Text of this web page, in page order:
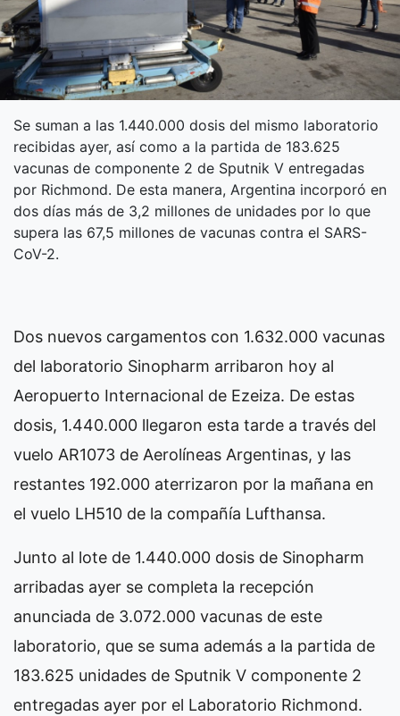
Se suman a las 1.440.000 dosis del mismo laboratorio
recibidas ayer, así como a la partida de 183.625
vacunas de componente 2 de Sputnik V entregadas
por Richmond. De esta manera, Argentina incorporó en
dos días más de 3,2 millones de unidades por lo que
supera las 67,5 millones de vacunas contra el SARS-
CoV-2.
Dos nuevos cargamentos con 1.632.000 vacunas
del laboratorio Sinopharm arribaron hoy al
Aeropuerto Internacional de Ezeiza. De estas
dosis, 1.440.000 llegaron esta tarde a través del
vuelo AR1073 de Aerolíneas Argentinas, y las
restantes 192.000 aterrizaron por la mañana en
el vuelo LH510 de la compañía Lufthansa.
Junto al lote de 1.440.000 dosis de Sinopharm
arribadas ayer se completa la recepción
anunciada de 3.072.000 vacunas de este
laboratorio, que se suma además a la partida de
183.625 unidades de Sputnik V componente 2
entregadas ayer por el Laboratorio Richmond.